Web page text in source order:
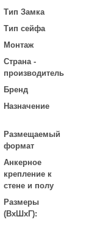
Тип Замка
Тип сейфа
Монтаж
Страна -
производитель
Бренд
Назначение
Размещаемый
формат
Анкерное
крепление к
стене и полу
Размеры
(ВхШхГ):